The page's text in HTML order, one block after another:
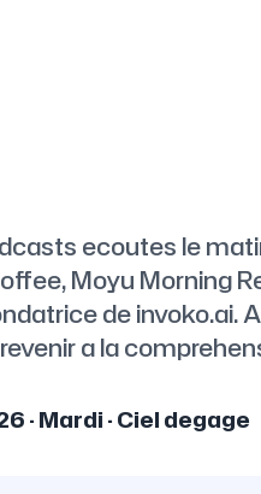
ecoutes le
Moyu Morning
de invoko.ai.
a la
· Mardi · Ciel degage